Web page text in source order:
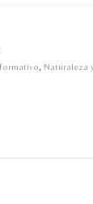
Naturaleza